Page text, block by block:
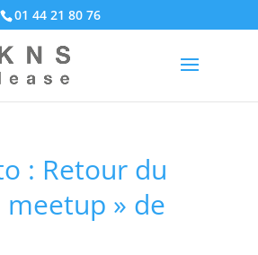
01 44 21 80 76
: Retour du
meetup » de